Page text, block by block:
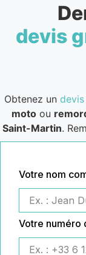
devis
Obtenez un
motoou
Saint-Martin.
Votre nom
Votre numéro